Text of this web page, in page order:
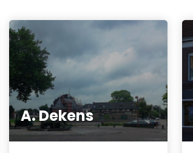
A. Dekens